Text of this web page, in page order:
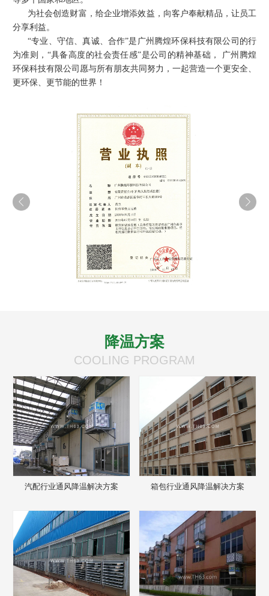
为社会创造财富，给企业增添效益，向客户奉献精品，让员工
分享利益。
“专业、守信、真诚、合作”是 广州腾煌环保科技有限公司 的行
为准则，“具备高度的社会责任感”是公司的精神基础，
广州腾煌
环保科技有限公司 愿与所有朋友共同努力，一起营造一个更安全、
更环保、更节能的世界！
降温方案
COOLING PROGRAM
汽配行业通风降温解决方案 箱包行业通风降温解决方案